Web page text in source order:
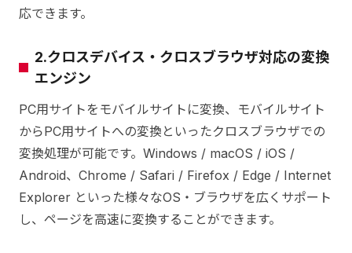
応できます。
2.クロスデバイス・クロスブラウザ対応の変換
エンジン
PC用サイトをモバイルサイトに変換、モバイルサイト
からPC用サイトへの変換といったクロスブラウザでの
変換処理が可能です。Windows / macOS / iOS /
Android、Chrome / Safari / Firefox / Edge / Internet
Explorer といった様々なOS・ブラウザを広くサポート
し、ページを高速に変換することができます。